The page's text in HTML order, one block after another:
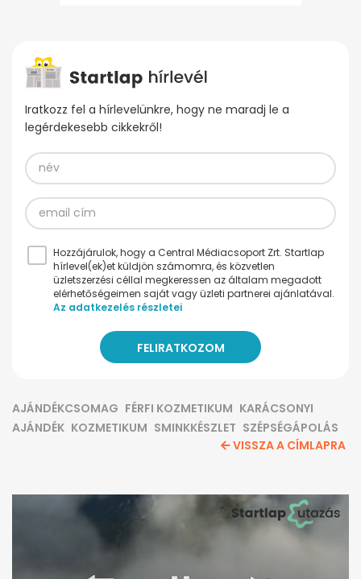
Iratkozz fel a hírlevelünkre, hogy ne maradj le a
legérdekesebb cikkekről!
Hozzájárulok, hogy a Central Médiacsoport Zrt. Startlap
hírlevel(ek)et küldjön számomra, és közvetlen
üzletszerzési céllal megkeressen az általam megadott
elérhetőségeimen saját vagy üzleti partnerei ajánlatával.
Az adatkezelés részletei
AJÁNDÉKCSOMAG FÉRFI KOZMETIKUM KARÁCSONYI
AJÁNDÉK KOZMETIKUM SMINKKÉSZLET SZÉPSÉGÁPOLÁS
VISSZA A CÍMLAPRA